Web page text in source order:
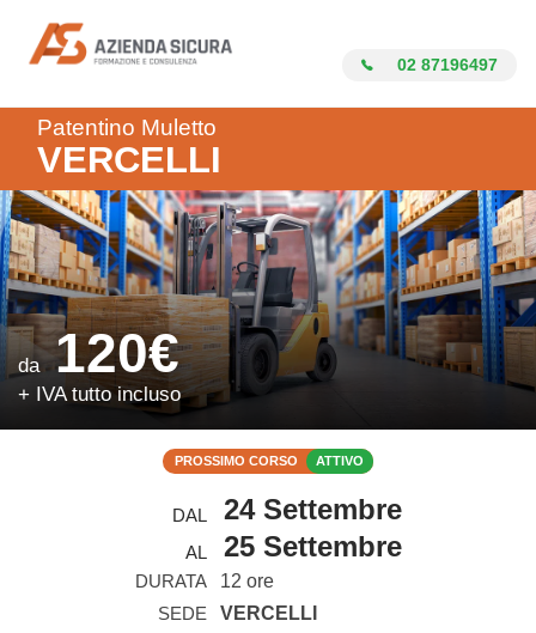
02 87196497
Azienda Sicura
Patentino Muletto
VERCELLI
da120€
+ IVA tutto incluso
PROSSIMO CORSO ATTIVO
DAL 24 Settembre
AL 25 Settembre
DURATA
12 ore
SEDE
VERCELLI